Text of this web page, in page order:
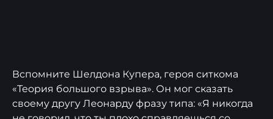
Вспомните Шелдона Купера, героя ситкома
«Теория большого взрыва». Он мог сказать
своему другу Леонарду фразу типа: «Я никогда